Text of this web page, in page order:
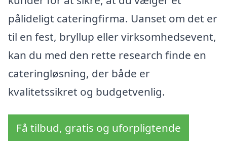
pålideligt cateringfirma. Uanset om det er
til en fest, bryllup eller virksomhedsevent,
kan du med den rette research finde en
cateringløsning, der både er
kvalitetssikret og budgetvenlig.
Få tilbud, gratis og uforpligtende